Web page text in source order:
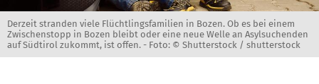
Derzeit stranden viele Flüchtlingsfamilien in Bozen. Ob es bei einem
Zwischenstopp in Bozen bleibt oder eine neue Welle an Asylsuchenden
auf Südtirol zukommt, ist offen. - Foto: © Shutterstock / shutterstock